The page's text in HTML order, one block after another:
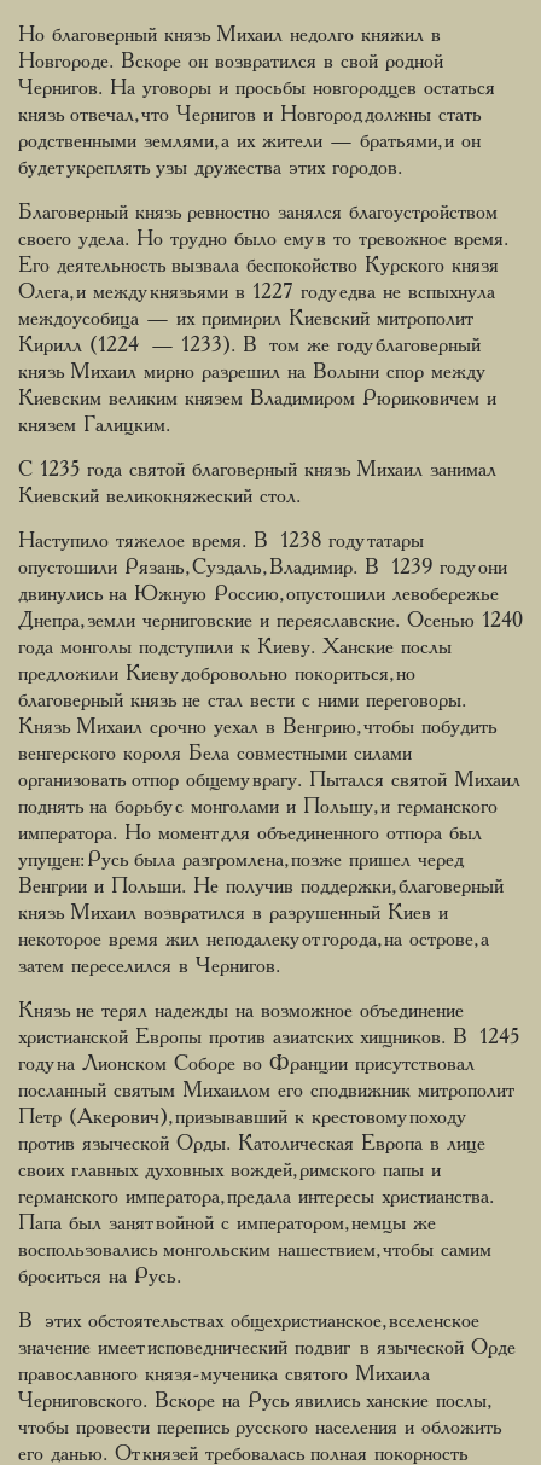
Но благоверный князь Михаил недолго княжил в
Новгороде. Вскоре он возвратился в свой родной
Чернигов. На уговоры и просьбы новгородцев остаться
князь отвечал, что Чернигов и Новгород должны стать
родственными землями, а их жители — братьями, и он
будет укреплять узы дружества этих городов.
Благоверный князь ревностно занялся благоустройством
своего удела. Но трудно было ему в то тревожное время.
Его деятельность вызвала беспокойство Курского князя
Олега, и между князьями в 1227 году едва не вспыхнула
междоусобица — их примирил Киевский митрополит
Кирилл (1224 — 1233). В том же году благоверный
князь Михаил мирно разрешил на Волыни спор между
Киевским великим князем Владимиром Рюриковичем и
князем Галицким.
С 1235 года святой благоверный князь Михаил занимал
Киевский великокняжеский стол.
Наступило тяжелое время. В 1238 году татары
опустошили Рязань, Суздаль, Владимир. В 1239 году они
двинулись на Южную Россию, опустошили левобережье
Днепра, земли черниговские и переяславские. Осенью 1240
года монголы подступили к Киеву. Ханские послы
предложили Киеву добровольно покориться, но
благоверный князь не стал вести с ними переговоры.
Князь Михаил срочно уехал в Венгрию, чтобы побудить
венгерского короля Бела совместными силами
организовать отпор общему врагу. Пытался святой Михаил
поднять на борьбу с монголами и Польшу, и германского
императора. Но момент для объединенного отпора был
упущен: Русь была разгромлена, позже пришел черед
Венгрии и Польши. Не получив поддержки, благоверный
князь Михаил возвратился в разрушенный Киев и
некоторое время жил неподалеку от города, на острове, а
затем переселился в Чернигов.
Князь не терял надежды на возможное объединение
христианской Европы против азиатских хищников. В 1245
году на Лионском Соборе во Франции присутствовал
посланный святым Михаилом его сподвижник митрополит
Петр (Акерович), призывавший к крестовому походу
против языческой Орды. Католическая Европа в лице
своих главных духовных вождей, римского папы и
германского императора, предала интересы христианства.
Папа был занят войной с императором, немцы же
воспользовались монгольским нашествием, чтобы самим
броситься на Русь.
В этих обстоятельствах общехристианское, вселенское
значение имеет исповеднический подвиг в языческой Орде
православного князя-мученика святого Михаила
Черниговского. Вскоре на Русь явились ханские послы,
чтобы провести перепись русского населения и обложить
его данью. От князей требовалась полная покорность